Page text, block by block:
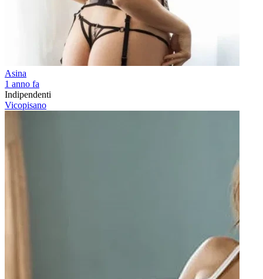
Asina
1 anno fa
Indipendenti
Vicopisano